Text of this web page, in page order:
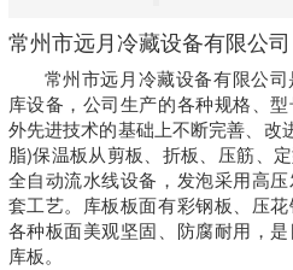
常州市远月冷藏设备有限公司
常州市远月冷藏设备有限公
库设备，公司生产的各种规格、
外先进技术的基础上不断完善、改
脂)保温板从剪板、折板、压筋、
全自动流水线设备，发泡采用高
套工艺。库板板面有彩钢板、压
各种板面美观坚固、防腐耐用，
库板。